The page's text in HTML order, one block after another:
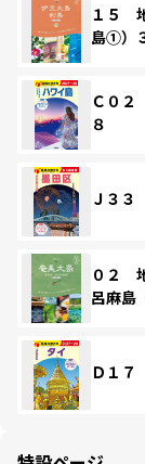
１５
島①）
Ｃ０
８
Ｊ３
０２
呂麻島
Ｄ１